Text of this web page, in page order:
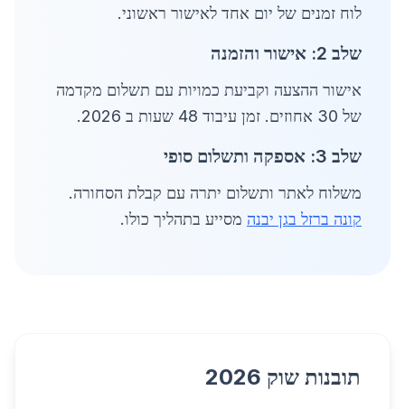
לוח זמנים של יום אחד לאישור ראשוני.
שלב 2: אישור והזמנה
אישור ההצעה וקביעת כמויות עם תשלום מקדמה
של 30 אחוזים. זמן עיבוד 48 שעות ב 2026.
שלב 3: אספקה ותשלום סופי
משלוח לאתר ותשלום יתרה עם קבלת הסחורה.
קונה ברזל בגן יבנה מסייע בתהליך כולו.
תובנות שוק 2026